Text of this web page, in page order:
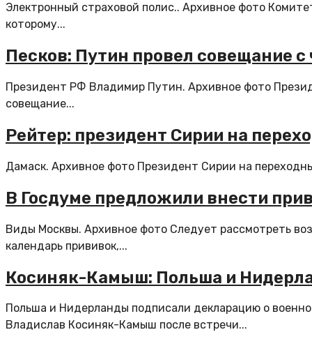
Электронный страховой полис.. Архивное фото
которому...
Песков: Путин провел совещание
Президент РФ Владимир Путин. Архивное фото
совещание...
Рейтер: президент Сирии на
Дамаск. Архивное фото Президент Сирии на
В Госдуме предложили внести
Виды Москвы. Архивное фото Следует рассмотреть
календарь прививок,...
Косиняк-Камыш: Польша и
Польша и Нидерланды подписали декларацию о
Владислав Косиняк-Камыш после встречи...